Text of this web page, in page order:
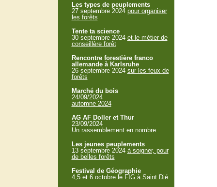
Les types de peuplements
27 septembre 2024 pour organiser
les forêts
Tente ta science
30 septembre 2024 et le métier de
conseillère forêt
Rencontre forestière franco
allemande à Karlsruhe
26 septembre 2024 sur les feux de
forêts
Marché du bois
24/09/2024
automne 2024
AG AF Doller et Thur
23/09/2024
Un rassemblement en nombre
Les jeunes peuplements
13 septembre 2024 à soigner, pour
de belles forêts
Festival de Géographie
4,5 et 6 octobre le FIG à Saint Dié